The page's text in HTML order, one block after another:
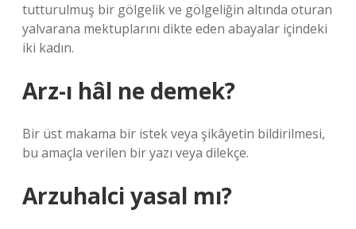
tutturulmuş bir gölgelik ve gölgeliğin altında oturan
yalvarana mektuplarını dikte eden abayalar içindeki
iki kadın.
Arz-ı hâl ne demek?
Bir üst makama bir istek veya şikâyetin bildirilmesi,
bu amaçla verilen bir yazı veya dilekçe.
Arzuhalci yasal mı?